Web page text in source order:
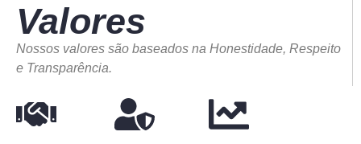
Valores
Nossos valores são baseados na Honestidade, Respeito
e Transparência.